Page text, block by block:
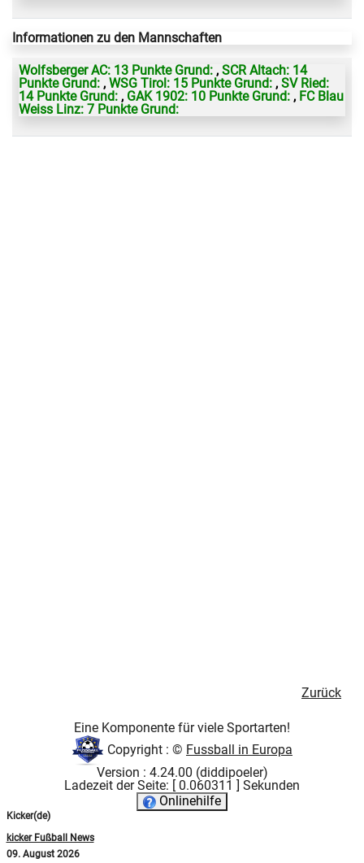
Informationen zu den Mannschaften
Wolfsberger AC: 13 Punkte Grund: , SCR Altach: 14
Punkte Grund: , WSG Tirol: 15 Punkte Grund: , SV Ried:
14 Punkte Grund: , GAK 1902: 10 Punkte Grund: , FC Blau
Weiss Linz: 7 Punkte Grund:
Zurück
Eine Komponente für viele Sportarten!
Copyright : © Fussball in Europa
Version : 4.24.00 (diddipoeler)
Ladezeit der Seite: [ 0.060311 ] Sekunden
Onlinehilfe
Kicker(de)
kicker Fußball News
09. August 2026